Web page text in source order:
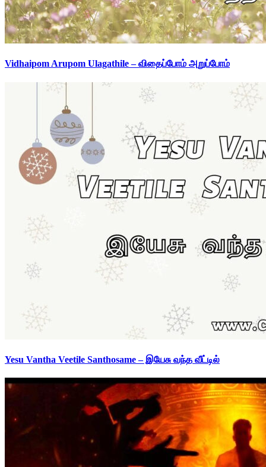
Vidhaipom Arupom Ulagathile – விதைப்போம் அறுப்போம்
Yesu Vantha Veetile Santhosame – இயேசு வந்த வீட்டில்